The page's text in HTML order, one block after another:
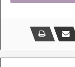
ينظمه المتحف
في الدورة
الحضور الثقافي